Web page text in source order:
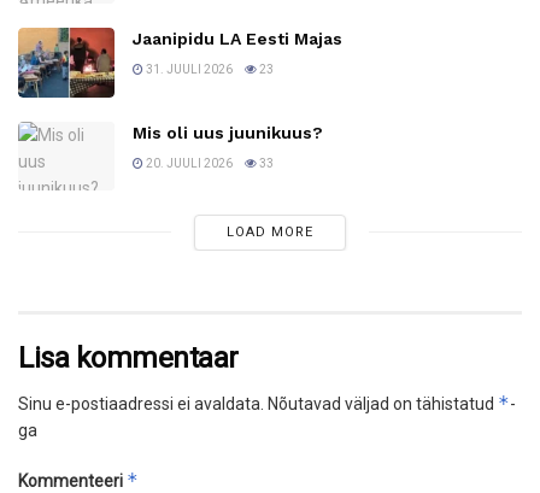
Jaanipidu LA Eesti Majas
31. JUULI 2026 23
Mis oli uus juunikuus?
20. JUULI 2026 33
LOAD MORE
Lisa kommentaar
Sinu e-postiaadressi ei avaldata. Nõutavad väljad on tähistatud *-
ga
Kommenteeri *